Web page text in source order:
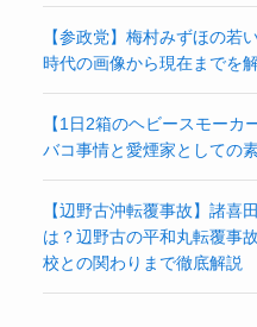
【参政党】梅村みずほの若
時代の画像から現在までを
【1日2箱のヘビースモーカ
バコ事情と愛煙家としての
【辺野古沖転覆事故】諸喜
は？辺野古の平和丸転覆事
校との関わりまで徹底解説